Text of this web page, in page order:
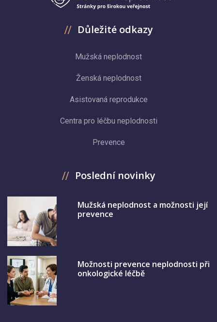
Důležité odkazy
Mužská neplodnost
Ženská neplodnost
Asistovaná reprodukce
Centra pro léčbu neplodnosti
Prevence
Poslední novinky
Mužská neplodnost a možnosti její
prevence
Možnosti prevence neplodnosti při
onkologické léčbě